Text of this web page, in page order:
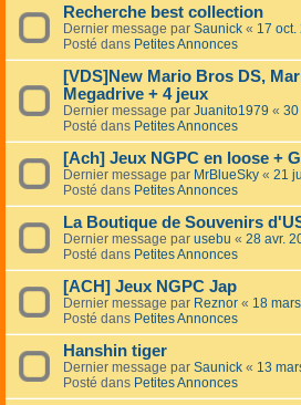
Recherche best collection
Dernier message par Saunick « 17 oct.
Posté dans Petites Annonces
[VDS]New Mario Bros DS,
Megadrive + 4 jeux
Dernier message par Juanito1979 « 30
Posté dans Petites Annonces
[Ach] Jeux NGPC en loose +
Dernier message par MrBlueSky « 21
Posté dans Petites Annonces
La Boutique de Souvenirs
Dernier message par usebu « 28 avr.
Posté dans Petites Annonces
[ACH] Jeux NGPC Jap
Dernier message par Reznor « 18
Posté dans Petites Annonces
Hanshin tiger
Dernier message par Saunick « 13
Posté dans Petites Annonces